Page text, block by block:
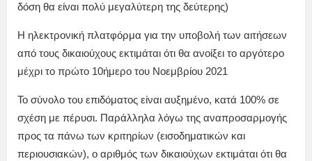
δόση θα είναι πολύ μεγαλύτερη της δεύτερης)
Η ηλεκτρονική πλατφόρμα για την υποβολή των αιτήσεων
από τους δικαιούχους εκτιμάται ότι θα ανοίξει το αργότερο
μέχρι το πρώτο 10ήμερο του Νοεμβρίου 2021
Το σύνολο του επιδόματος είναι αυξημένο, κατά 100% σε
σχέση με πέρυσι. Παράλληλα λόγω της αναπροσαρμογής
προς τα πάνω των κριτηρίων (εισοδηματικών και
περιουσιακών), ο αριθμός των δικαιούχων εκτιμάται ότι θα